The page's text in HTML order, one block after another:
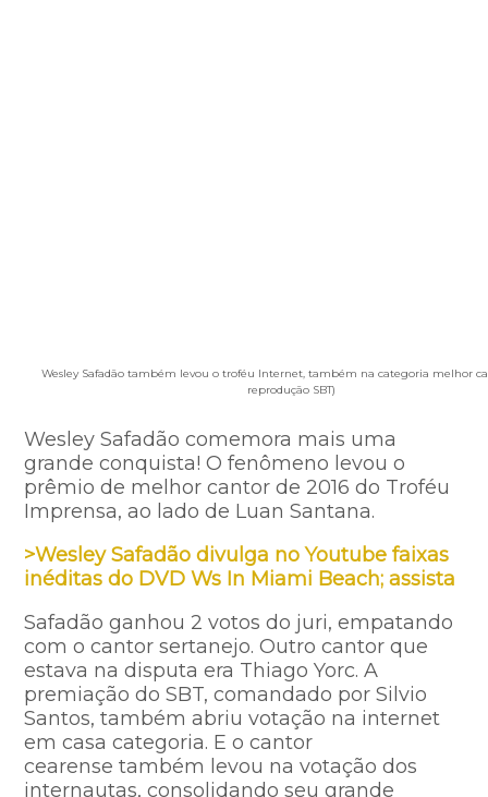
Wesley Safadão também levou o troféu Internet, também na categoria melhor
reprodução SBT)
Wesley Safadão comemora mais uma
grande conquista! O fenômeno levou o
prêmio de melhor cantor de 2016 do Troféu
Imprensa, ao lado de Luan Santana.
>Wesley Safadão divulga no Youtube faixas
inéditas do DVD Ws In Miami Beach; assista
Safadão ganhou 2 votos do juri, empatando
com o cantor sertanejo. Outro cantor que
estava na disputa era Thiago Yorc. A
premiação do SBT, comandado por Silvio
Santos, também abriu votação na internet
em casa categoria. E o cantor
cearense também levou na votação dos
internautas, consolidando seu grande